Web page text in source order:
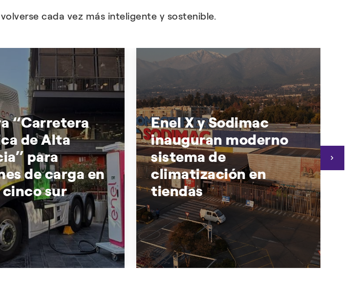
cada vez más inteligente y sostenible.
“Carretera
de Alta
para
de carga en
sur
Enel X y Sodimac
inauguran moderno
sistema de
climatización en
tiendas